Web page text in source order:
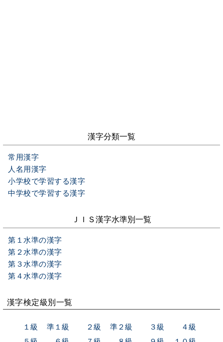
漢字分類一覧
常用漢字
人名用漢字
小学校で学習する漢字
中学校で学習する漢字
ＪＩＳ漢字水準別一覧
第１水準の漢字
第２水準の漢字
第３水準の漢字
第４水準の漢字
漢字検定級別一覧
１級 準１級 ２級 準２級 ３級
４級